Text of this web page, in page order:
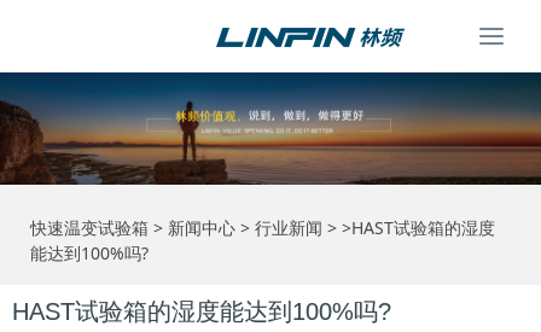
快速温变试验箱 > 新闻中心 > 行业新闻 > >HAST试验箱的湿度
能达到100%吗?
HAST试验箱的湿度能达到100%吗?